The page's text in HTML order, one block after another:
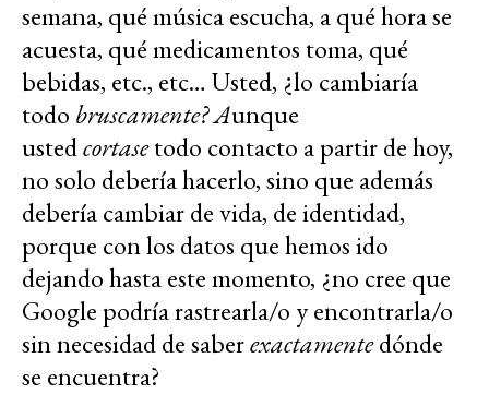
semana, qué música escucha, a qué hora se
acuesta, qué medicamentos toma, qué
bebidas, etc., etc… Usted, ¿lo cambiaría
todo bruscamente? Aunque
ustedcortasetodo contacto a partir de hoy,
no solo debería hacerlo, sino que además
debería cambiar de vida, de identidad,
porque con los datos que hemos ido
dejando hasta este momento, ¿no cree que
Google podría rastrearla/o y encontrarla/o
sin necesidad de saberexactamentedónde
se encuentra?